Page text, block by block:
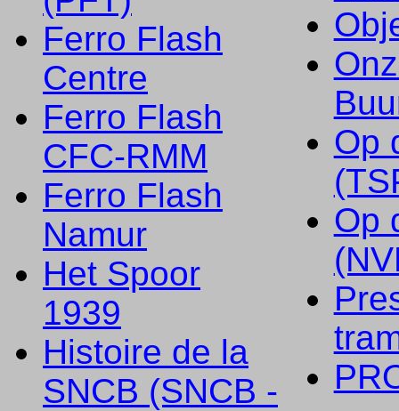
Ferro Flash
Centre
Ferro Flash
CFC-RMM
Ferro Flash
Namur
Het Spoor
1939
Histoire de la
SNCB (SNCB -
Op
Op